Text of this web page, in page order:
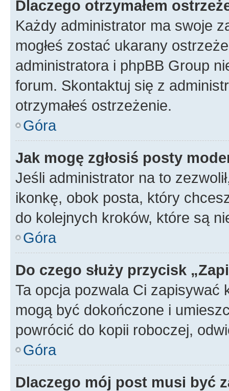
Dlaczego otrzymałem
Każdy administrator ma swoje
mogłeś zostać ukarany
administratora i phpBB Group
forum. Skontaktuj się z
otrzymałeś ostrzeżenie.
Góra
Jak mogę zgłosiś posty
Jeśli administrator na to
ikonkę, obok posta, który
do kolejnych kroków, które są
Góra
Do czego służy przycisk
Ta opcja pozwala Ci zapisywać
mogą być dokończone i
powrócić do kopii roboczej,
Góra
Dlaczego mój post musi być